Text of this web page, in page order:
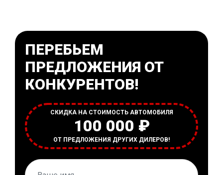
ПЕРЕБЬЕМ
ПРЕДЛОЖЕНИЯ ОТ
КОНКУРЕНТОВ!
СКИДКА НА СТОИМОСТЬ АВТОМОБИЛЯ
100 000 ₽
ОТ ПРЕДЛОЖЕНИЯ ДРУГИХ ДИЛЕРОВ!